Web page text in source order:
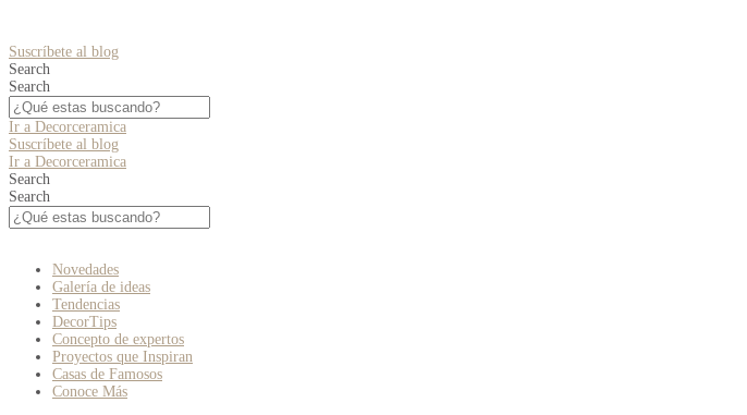
Suscríbete al blog
Search
Search
Ir a Decorceramica
Suscríbete al blog
Ir a Decorceramica
Search
Search
Novedades
Galería de ideas
Tendencias
DecorTips
Concepto de expertos
Proyectos que Inspiran
Casas de Famosos
Conoce Más